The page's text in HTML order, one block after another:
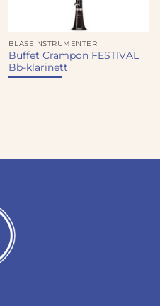
BLÅSEINSTRUMENTER
Buffet Crampon FESTIVAL
Bb-klarinett